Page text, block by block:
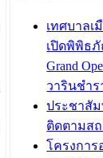
เทศบาลเ
เปิดพิพิธภั
Grand
วารินชำร
ประชาสัม
ติดตามส
โครงกา